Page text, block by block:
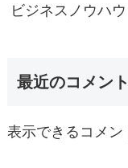
ビジネスノウハウ
最近のコメント
表示できるコメン